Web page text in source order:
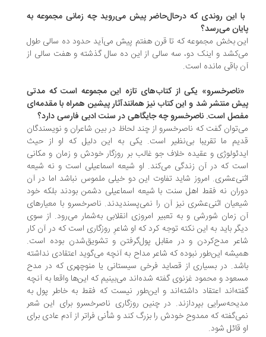
این روندی که در‌حال‌حاضر پیش می‌روید چه زمانی مجموعه به
می‌رسد؟
بخش مجموعه که تا قرن هفتم پیش می‌آید حدود ده‌ سالی طول
و اینک دو، سه سالی از این ده سال گذشته و هفت سالی از
باقی مانده است.
یکی از کتاب‌های تازه این مجموعه است که مدتی
منتشر شد و این کتاب نیز همانندآثار پیشین همراه با مقدمه‌ای
است. ناصرخسرو چه جایگاهی در سنت ادبی فارسی دارد؟
گفت که ناصرخسرو از چند لحاظ در بین شاعران و نویسندگان
ما تقریبا بی‌نظیر است. یکی به این دلیل که او از حیث
و عقیده خلاف جو غالب بر روزگار خودش و زمان و مکانی
که در آن زندگی می‌کند. او شیعه اسماعیلی است و نه شیعه
امروز شاید تفاوت این دو خیلی ملموس نباشد اما در آن
نه فقط اهل سنت با شیعه اسماعیلی دشمن بودند بلکه خود
اثنی‌عشری نیز آن را نمی‌پسندیدند. ناصرخسرو با معیارهای
زمان شورشی و به تعبیر امروزی انقلابی به‌شمار می‌رود. از سوی
باید به این نکته توجه کرد که او شاعرِ روزگاری است که در آن کار
مدح‌کردن و در مقابل پول‌گرفتن و تشویق‌شدن بوده است.
این‌طور نبوده که شاعر مداح به آنچه می‌گوید اعتقادی نداشته
در بسیاری از قصاید فرخی سیستانی یا منوچهری که در مدح
و محمود غزنوی گفته شده‌اند می‌بینیم که این‌ها واقعا به آنچه
اعتقاد داشته‌اند و این‌طور نیست که فقط به خاطر پول به
بپردازند. در چنین روزگاری ناصرخسرو برای این شعر
که ممدوح خودش را بزرگ کند و شأنی فراتر از آدم‌ عادی برای
قائل شود.